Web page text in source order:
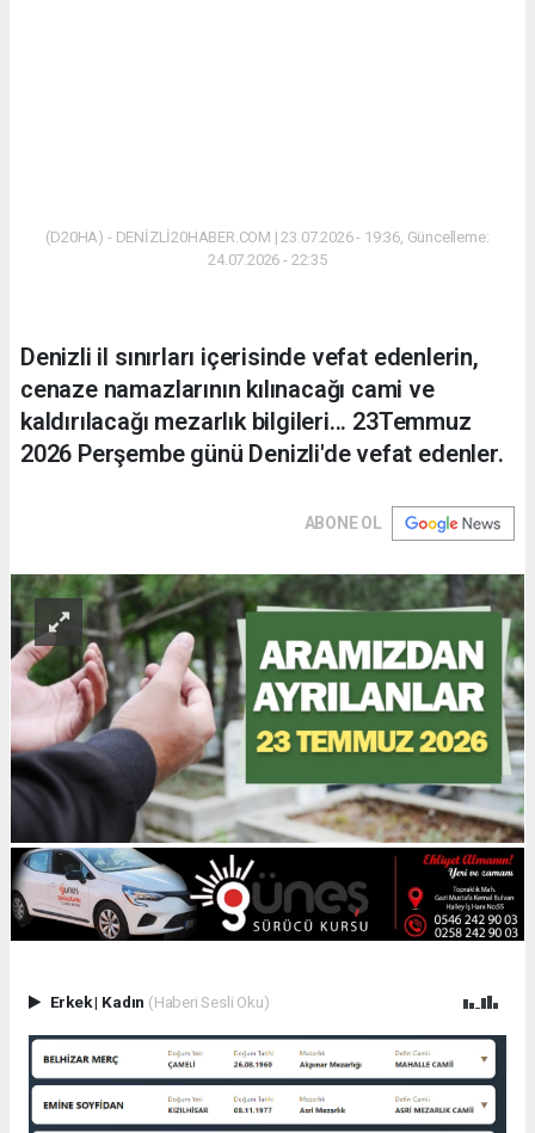
(D20HA) - DENİZLİ20HABER.COM | 23.07.2026 - 19:36, Güncelleme:
24.07.2026 - 22:35
Denizli il sınırları içerisinde vefat edenlerin,
cenaze namazlarının kılınacağı cami ve
kaldırılacağı mezarlık bilgileri... 23Temmuz
2026 Perşembe günü Denizli'de vefat edenler.
ABONE OL
Erkek| Kadın (Haberi Sesli Oku)